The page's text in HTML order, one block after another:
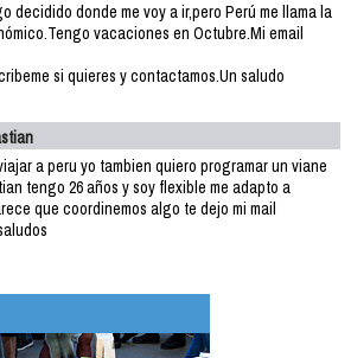
decidido donde me voy a ir,pero Perú me llama la
vacaciones en Octubre.Mi email
si quieres y contactamos.Un saludo
a peru yo tambien quiero programar un viane
tengo 26 años y soy flexible me adapto a
que coordinemos algo te dejo mi mail